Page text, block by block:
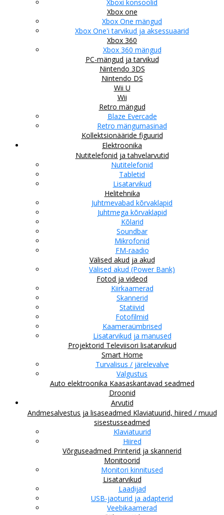
Xboxi konsoolid
Xbox one
Xbox One mängud
Xbox One'i tarvikud ja aksessuaarid
Xbox 360
Xbox 360 mängud
PC-mängud ja tarvikud
Nintendo 3DS
Nintendo DS
Wii U
Wii
Retro mängud
Blaze Evercade
Retro mängumasinad
Kollektsionääride figuurid
Elektroonika
Nutitelefonid ja tahvelarvutid
Nutitelefonid
Tabletid
Lisatarvikud
Helitehnika
Juhtmevabad kõrvaklapid
Juhtmega kõrvaklapid
Kõlarid
Soundbar
Mikrofonid
FM-raadio
Välised akud ja akud
Välised akud (Power Bank)
Fotod ja videod
Kiirkaamerad
Skannerid
Statiivid
Fotofilmid
Kaameraümbrised
Lisatarvikud ja manused
Projektorid Televiisori lisatarvikud
Smart Home
Turvalisus / järelevalve
Valgustus
Auto elektroonika Kaasaskantavad seadmed
Droonid
Arvutid
Andmesalvestus ja lisaseadmed Klaviatuurid, hiired / muud
sisestusseadmed
Klaviatuurid
Hiired
Võrguseadmed Printerid ja skannerid
Monitoorid
Monitori kinnitused
Lisatarvikud
Laadijad
USB-jaoturid ja adapterid
Veebikaamerad